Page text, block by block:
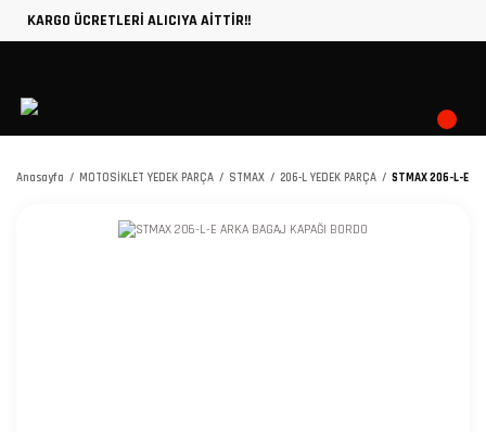
KARGO ÜCRETLERİ ALICIYA AİTTİR!!
Anasayfa MOTOSİKLET YEDEK PARÇA STMAX 206-L YEDEK PARÇA STMAX 206-L-E